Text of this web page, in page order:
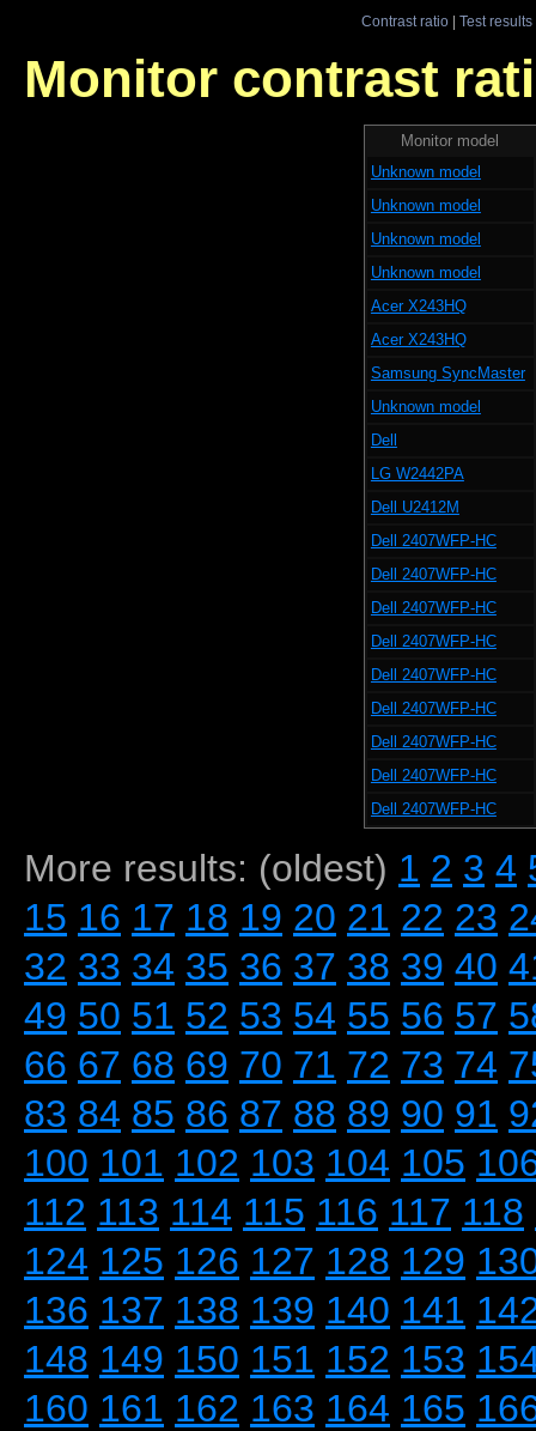
Contrast ratio| Test results
Monitor contrast
Monitor model
Unknown model
Unknown model
Unknown model
Unknown model
Acer X243HQ
Acer X243HQ
Samsung SyncMaster
Unknown model
Dell
LG W2442PA
Dell U2412M
Dell 2407WFP-HC
Dell 2407WFP-HC
Dell 2407WFP-HC
Dell 2407WFP-HC
Dell 2407WFP-HC
Dell 2407WFP-HC
Dell 2407WFP-HC
Dell 2407WFP-HC
Dell 2407WFP-HC
More results: (oldest) 1 2 3 4
15 16 17 18 19 20 21 22 23
32 33 34 35 36 37 38 39 40
49 50 51 52 53 54 55 56 57
66 67 68 69 70 71 72 73 74
83 84 85 86 87 88 89 90 91
100 101 102 103 104 105
112 113 114 115 116 117 118
124 125 126 127 128 129
136 137 138 139 140 141
148 149 150 151 152 153
160 161 162 163 164 165